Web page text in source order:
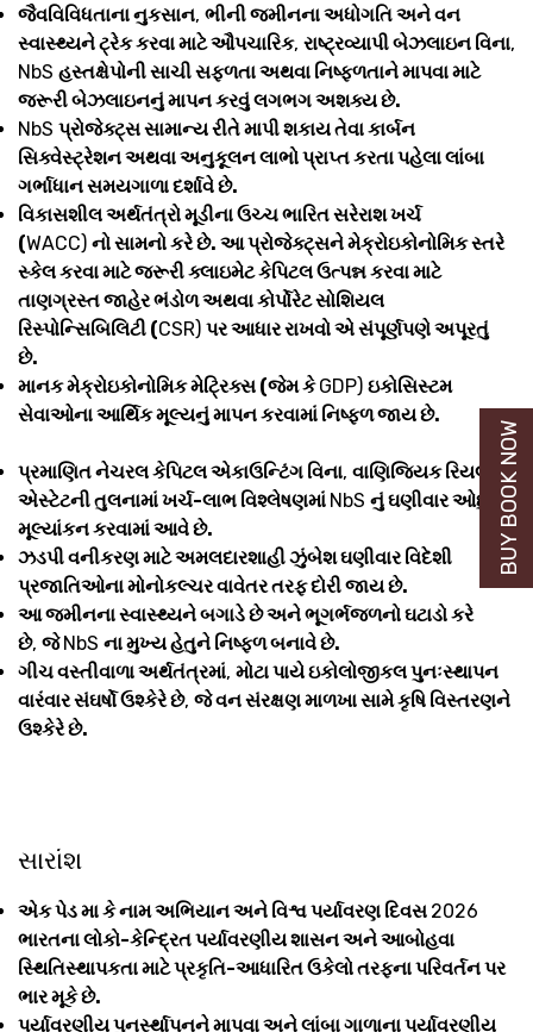
જૈવવિવિધતાના નુકસાન, ભીની જમીનના અધોગતિ અને વન
સ્વાસ્થ્યને ટ્રેક કરવા માટે ઔપચારિક, રાષ્ટ્રવ્યાપી બેઝલાઇન વિના,
NbS હસ્તક્ષેપોની સાચી સફળતા અથવા નિષ્ફળતાને માપવા માટે
જરૂરી બેઝલાઇનનું માપન કરવું લગભગ અશક્ય છે.
NbS પ્રોજેક્ટ્સ સામાન્ય રીતે માપી શકાય તેવા કાર્બન
સિક્વેસ્ટ્રેશન અથવા અનુકૂલન લાભો પ્રાપ્ત કરતા પહેલા લાંબા
ગર્ભાધાન સમયગાળા દર્શાવે છે.
વિકાસશીલ અર્થતંત્રો મૂડીના ઉચ્ચ ભારિત સરેરાશ ખર્ચ
(WACC) નો સામનો કરે છે. આ પ્રોજેક્ટ્સને મેક્રોઇકોનોમિક સ્તરે
સ્કેલ કરવા માટે જરૂરી ક્લાઇમેટ કેપિટલ ઉત્પન્ન કરવા માટે
તાણગ્રસ્ત જાહેર ભંડોળ અથવા કોર્પોરેટ સોશિયલ
રિસ્પોન્સિબિલિટી (CSR) પર આધાર રાખવો એ સંપૂર્ણપણે અપૂરતું
છે.
માનક મેક્રોઇકોનોમિક મેટ્રિક્સ (જેમ કેGDP) ઇકોસિસ્ટમ
સેવાઓના આર્થિક મૂલ્યનું માપન કરવામાં નિષ્ફળ જાય છે.
પ્રમાણિત નેચરલ કેપિટલ એકાઉન્ટિંગ વિના, વાણિજ્યિક રિયલ
એસ્ટેટની તુલનામાં ખર્ચ-લાભ વિશ્લેષણમાં NbS નું ઘણીવાર ઓછું
મૂલ્યાંકન કરવામાં આવે છે.
ઝડપી વનીકરણ માટે અમલદારશાહી ઝુંબેશ ઘણીવાર વિદેશી
પ્રજાતિઓના મોનોકલ્ચર વાવેતર તરફ દોરી જાય છે.
આ જમીનના સ્વાસ્થ્યને બગાડે છે અને ભૂગર્ભજળનો ઘટાડો કરે
છે, જેNbS ના મુખ્ય હેતુને નિષ્ફળ બનાવે છે.
ગીચ વસ્તીવાળા અર્થતંત્રમાં, મોટા પાયે ઇકોલોજીકલ પુનઃસ્થાપન
વારંવાર સંઘર્ષો ઉશ્કેરે છે, જે વન સંરક્ષણ માળખા સામે કૃષિ વિસ્તરણને
ઉશ્કેરે છે.
સારાંશ
એક પેડ મા કે નામ અભિયાન અને વિશ્વ પર્યાવરણ દિવસ 2026
ભારતના લોકો-કેન્દ્રિત પર્યાવરણીય શાસન અને આબોહવા
સ્થિતિસ્થાપકતા માટે પ્રકૃતિ-આધારિત ઉકેલો તરફના પરિવર્તન પર
ભાર મૂકે છે.
પર્યાવરણીય પુનર્સ્થાપનને માપવા અને લાંબા ગાળાના પર્યાવરણીય
BUY BOOK NOW